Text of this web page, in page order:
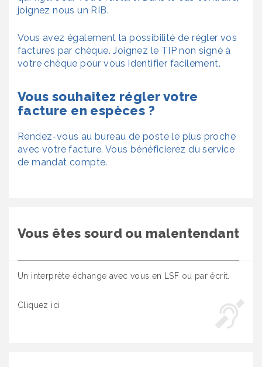
joignez nous un RIB.
Vous avez également la possibilité de régler vos
factures par chèque. Joignez le TIP non signé à
votre chèque pour vous identifier facilement.
Vous souhaitez régler votre
facture en espèces ?
Rendez-vous au bureau de poste le plus proche
avec votre facture. Vous bénéficierez du service
de mandat compte.
Vous êtes sourd ou malentendant
Un interprète échange avec vous en LSF ou par écrit.
Cliquez ici